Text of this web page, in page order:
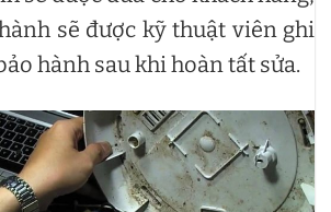
sẽ được kỹ thuật viên ghi
hành sau khi hoàn tất sửa.